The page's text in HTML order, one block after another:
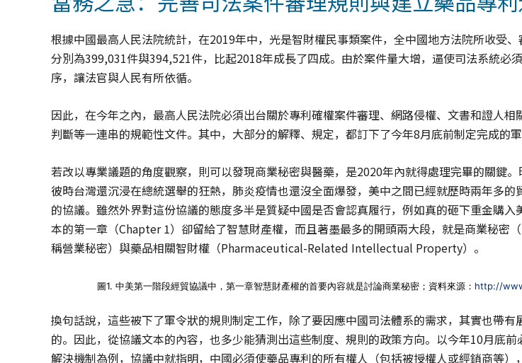
根據中國最高人民法院統計，在2019年中，光是智財權民事類案件，全中國地方法院所收受
分別為399,031件與394,521件，比起2018年成長了四成。由於案件量大增，逼使司法系統必
序，讓法官與人民有所依循。
因此，在今年之內，最高人民法院必須出台關於專利確權案件審理、網路侵權、文書和證人相
判斷等一連串的規範性文件。其中，大部分的解釋、規定，都訂下了今年8月底前制定完成的軍
若改以專業議題的角度觀察，則可以發現商業秘密與醫藥，是2020年內就得處理完畢的關鍵。
彼時台灣還沉浸在總統選舉的狂熱，肺炎疫情也還沒全面爆發，美中之間已經就歷時兩年多的
的協議。雖然外界對這份協議的態度多半是質疑中國是否會認真履行，例如真的砸下重金購入
本的第一章（Chapter 1）卻留給了智慧財產權，而且著墨最多的開頭兩大段，就是商業秘密
稱營業秘密）與藥品相關智財權（Pharmaceutical-Related Intellectual Property）。
圖1. 中美第一階段經貿協議中，第一章智慧財產權的首要內容就是討論商業秘密；資料來源： http://
換句話說，這些被下了軍令狀的規則制定工作，除了要因應中國司法體系的需求，其實也帶有
的。因此，從協議文本的內容，也多少能猜測出這些制度、規則的政策方向。以今年10月底
解決機制為例，協議中就指明，中國必須使藥品專利的所有權人（包括被授權人或經銷商等）